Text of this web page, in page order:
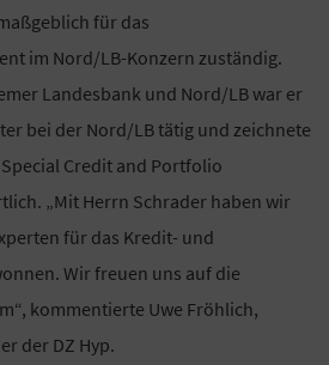
für das
im Nord/LB-Konzern zuständig.
Landesbank und Nord/LB war er
bei der Nord/LB tätig und zeichnete
Credit and Portfolio
„Mit Herrn Schrader haben wir
für das Kredit- und
Wir freuen uns auf die
kommentierte Uwe Fröhlich,
der DZ Hyp.